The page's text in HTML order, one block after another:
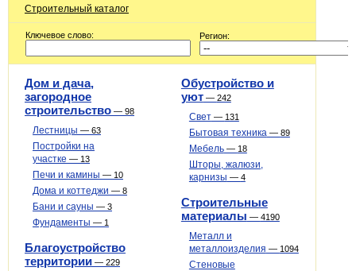
Строительный каталог
Ключевое слово: Регион:
Дом и дача,
загородное
строительство — 98
Лестницы — 63
Постройки на
участке — 13
Печи и камины — 10
Дома и коттеджи — 8
Бани и сауны — 3
Фундаменты — 1
Благоустройство
территории — 229
Обустройство и
уют— 242
Свет— 131
Бытовая техника — 89
Мебель— 18
Шторы, жалюзи,
карнизы — 4
Строительные
материалы — 4190
Металл и
металлоизделия — 1094
Стеновые